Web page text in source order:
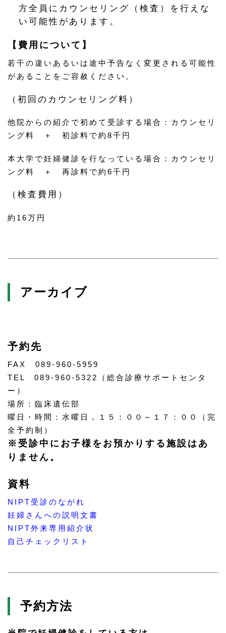
方全員にカウンセリング（検査）を行えな
い可能性があります。
【費用について】
若干の違いあるいは途中予告なく変更される可能性
があることをご容赦ください。
（初回のカウンセリング料）
他院からの紹介で初めて受診する場合：カウンセリ
ング料 ＋ 初診料で約8千円
本大学で妊婦健診を行なっている場合：カウンセリ
ング料 ＋ 再診料で約6千円
（検査費用）
約16万円
アーカイブ
予約先
FAX 089-960-5959
TEL 089-960-5322（総合診療サポートセンタ
ー）
場所：臨床遺伝部
曜日・時間：水曜日，１５：００～１７：００（完
全予約制）
※受診中にお子様をお預かりする施設はあ
りません。
資料
NIPT受診のながれ
妊婦さんへの説明文書
NIPT外来専用紹介状
自己チェックリスト
予約方法